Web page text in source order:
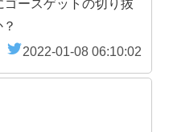
ゴースゲットの切り抜
2022-01-08 06:10:02